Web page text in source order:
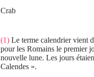
Crab
(1) Le terme calendrier vient
pour les Romains le premier
nouvelle lune. Les jours
Calendes ».